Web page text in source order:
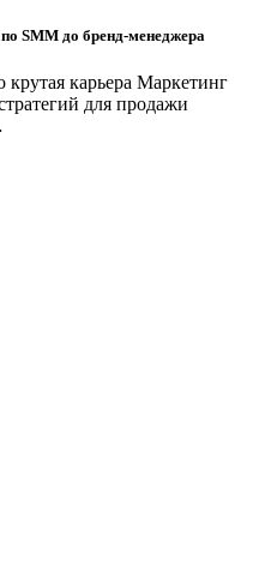
SMM до бренд-менеджера
крутая карьера Маркетинг
для продажи